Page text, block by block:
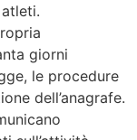
giorni
le procedure
dell’anagrafe.